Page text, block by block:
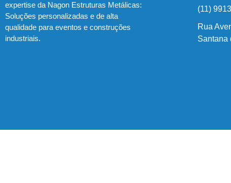
expertise da Nagon Estruturas Metálicas:
Soluções personalizadas e de alta
qualidade para eventos e construções
industriais.
(11)
Rua
Santana